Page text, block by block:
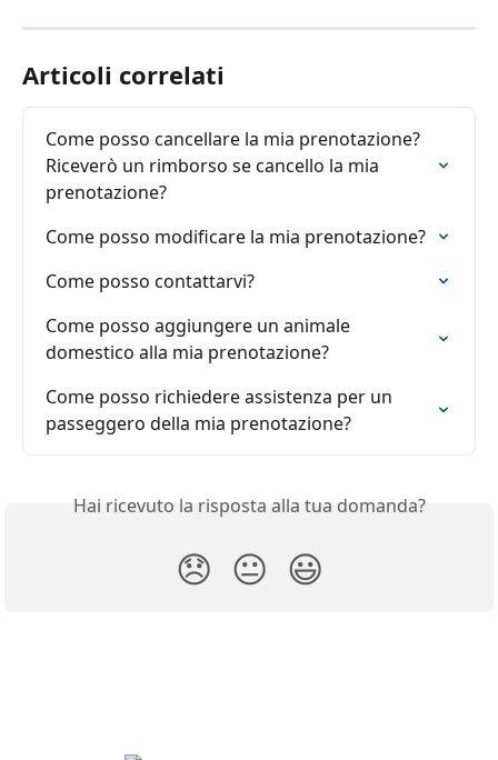
Articoli correlati
Come posso cancellare la mia prenotazione?
Riceverò un rimborso se cancello la mia
prenotazione?
Come posso modificare la mia prenotazione?
Come posso contattarvi?
Come posso aggiungere un animale
domestico alla mia prenotazione?
Come posso richiedere assistenza per un
passeggero della mia prenotazione?
Hai ricevuto la risposta alla tua domanda?
😞 😐 😃